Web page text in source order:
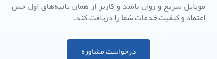
موبایل سریع و روان باشد و کاربر از همان ثانیه‌های اول حس
اعتماد و کیفیت خدمات شما را دریافت کند.
درخواست مشاوره